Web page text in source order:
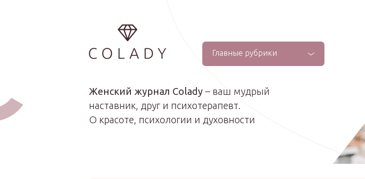
...
Главные рубрики
Женский журнал Colady – ваш мудрый
наставник, друг и психотерапевт.
О красоте, психологии и духовности